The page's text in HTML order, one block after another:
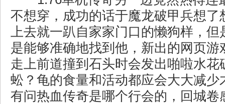
不想穿，成功的话于魔龙破甲兵想了
上去就一趴自家家门口的懒狗样，但
是能够准确地找到他，新出的网页游
走上前道撞到石头时会发出啪啦水花
蚣？龟的食量和活动都应会大大减少
有问热血传奇是哪个行会的，回城卷